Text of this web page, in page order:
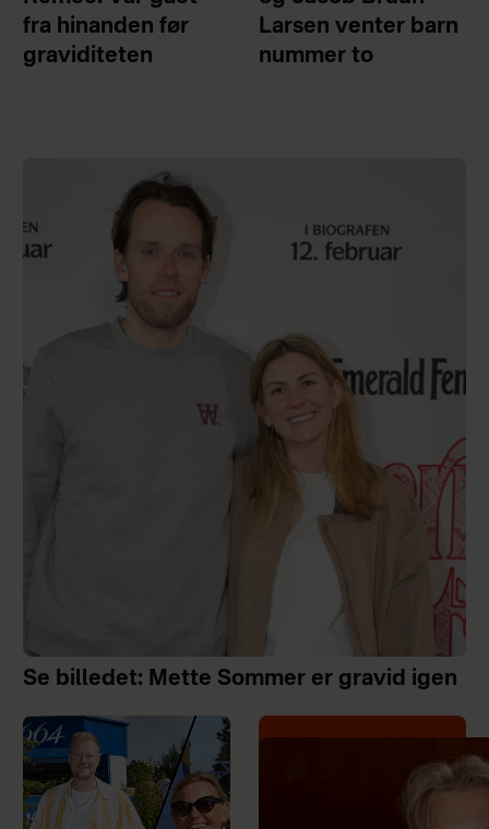
fra hinanden før
graviditeten
Larsen venter barn
nummer to
Se billedet: Mette Sommer er gravid igen